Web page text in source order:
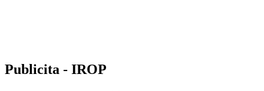
Publicita - IROP